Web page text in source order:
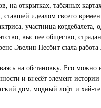
на открытках, табачных
ставшей идеалом своего
участница кордебалета,
высшее общество,
Эвелин Несбит стала
на обстановку. Его можно
и внесёт элемент
дом, модный лофт и хай-